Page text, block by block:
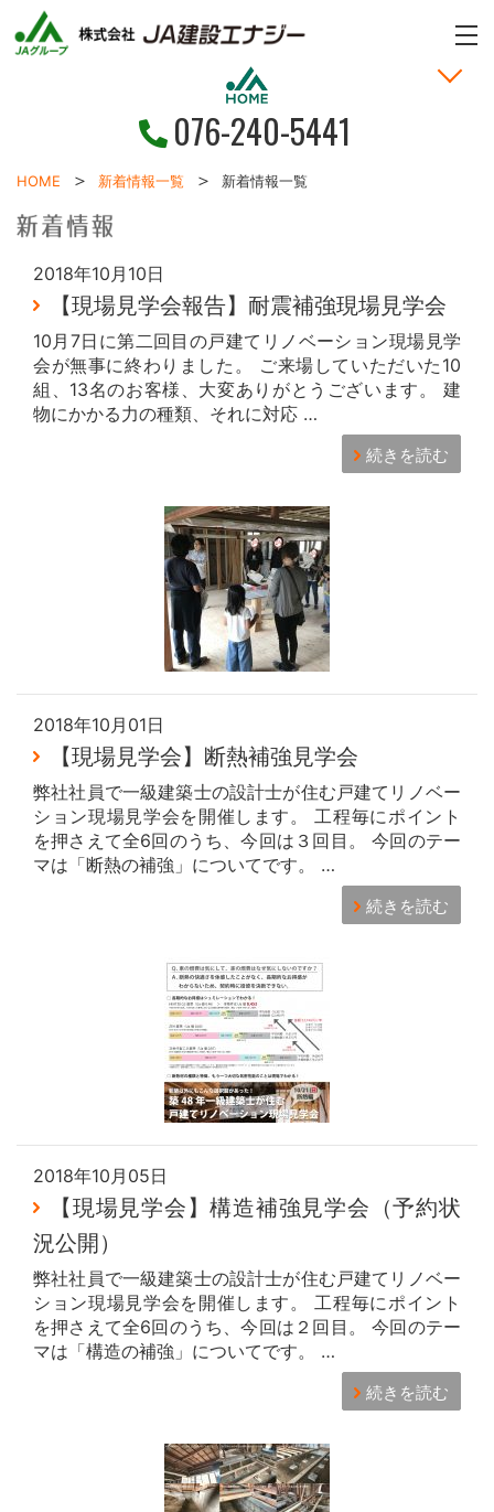
076-240-5441
HOME
新着情報
土地・戸建情報
家づくりの考え方
施工事例
お客様の声
お問い合わせ
HOME 新着情報一覧 新着情報一覧
2018年10月10日
【現場見学会報告】耐震補強現場見学会
10月7日に第二回目の戸建てリノベーション現場見学
会が無事に終わりました。 ご来場していただいた10
組、13名のお客様、大変ありがとうございます。 建
物にかかる力の種類、それに対応 …
続きを読む
2018年10月01日
【現場見学会】断熱補強見学会
弊社社員で一級建築士の設計士が住む戸建てリノベー
ション現場見学会を開催します。 工程毎にポイント
を押さえて全6回のうち、今回は３回目。 今回のテー
マは「断熱の補強」についてです。 …
続きを読む
2018年10月05日
【現場見学会】構造補強見学会（予約状
況公開）
弊社社員で一級建築士の設計士が住む戸建てリノベー
ション現場見学会を開催します。 工程毎にポイント
を押さえて全6回のうち、今回は２回目。 今回のテー
マは「構造の補強」についてです。 …
続きを読む